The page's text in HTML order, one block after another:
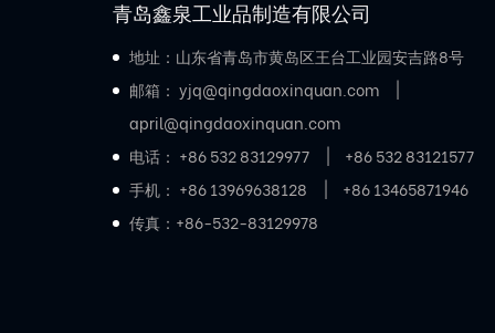
青岛鑫泉工业品制造有限公司
地址：山东省青岛市黄岛区王台工业园安吉路8号
邮箱： yjq@qingdaoxinquan.com
april@qingdaoxinquan.com
电话： +86 532 83129977
+86 532 83121577
手机： +86 13969638128
+86 13465871946
传真：+86-532-83129978